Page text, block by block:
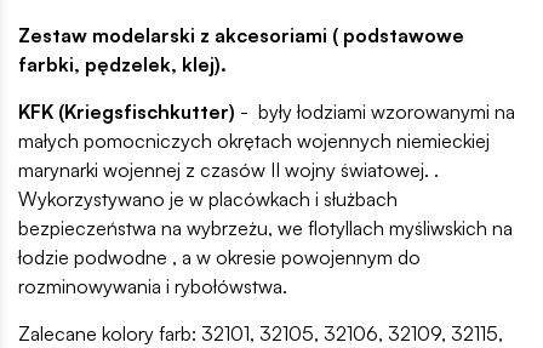
Zestaw modelarski z akcesoriami ( podstawowe
farbki, pędzelek, klej).
KFK (Kriegsfischkutter) - były łodziami wzorowanymi na
małych pomocniczych okrętach wojennych niemieckiej
marynarki wojennej z czasów II wojny światowej. .
Wykorzystywano je w placówkach i służbach
bezpieczeństwa na wybrzeżu, we flotyllach myśliwskich na
łodzie podwodne , a w okresie powojennym do
rozminowywania i rybołówstwa.
Zalecane kolory farb: 32101, 32105, 32106, 32109, 32115,